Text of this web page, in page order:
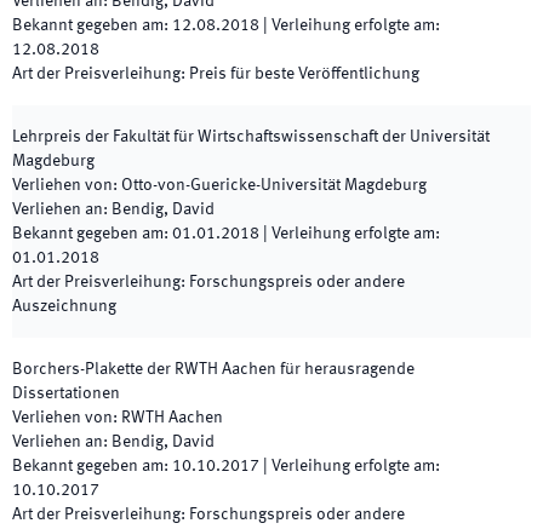
Bekannt gegeben am: 12.08.2018 Verleihung erfolgte am:
12.08.2018
Art der Preisverleihung: Preis für beste Veröffentlichung
Lehrpreis der Fakultät für Wirtschaftswissenschaft der Universität
Magdeburg
Verliehen von: Otto-von-Guericke-Universität Magdeburg
Verliehen an: Bendig, David
Bekannt gegeben am: 01.01.2018 Verleihung erfolgte am:
01.01.2018
Art der Preisverleihung: Forschungspreis oder andere
Auszeichnung
Borchers-Plakette der RWTH Aachen für herausragende
Dissertationen
Verliehen von: RWTH Aachen
Verliehen an: Bendig, David
Bekannt gegeben am: 10.10.2017 Verleihung erfolgte am:
10.10.2017
Art der Preisverleihung: Forschungspreis oder andere